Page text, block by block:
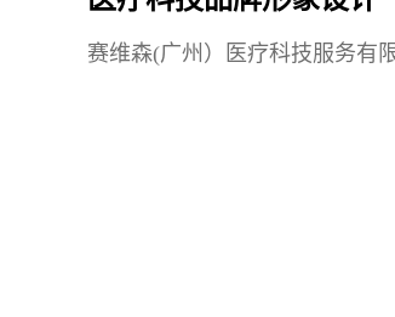
赛维森(广州）医疗科技服务有